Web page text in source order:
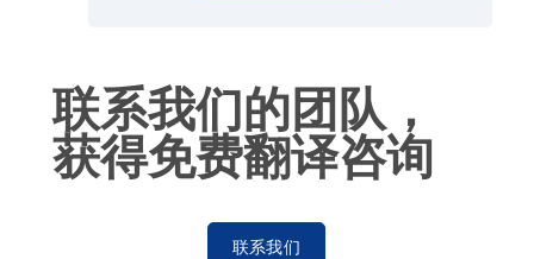
联系我们的团队，
获得免费翻译咨询
联系我们